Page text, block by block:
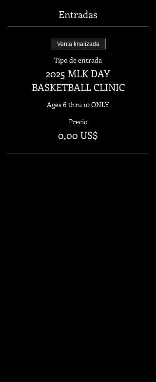
Entradas
Venta finalizada
Tipo de entrada
2025 MLK DAY
BASKETBALL CLINIC
Ages 6 thru 10 ONLY
Precio
0,00 US$